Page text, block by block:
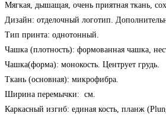
Мягкая, дышащая, очень приятная ткань,
Дизайн: отделочный логотип.
Тип принта: однотонный.
Чашка (плотность): формованная чашка,
Чашка(форма): монокость. Центрует грудь.
Ткань (основная): микрофибра.
Ширина перемычки: см.
Каркасный изгиб: единая кость, планж